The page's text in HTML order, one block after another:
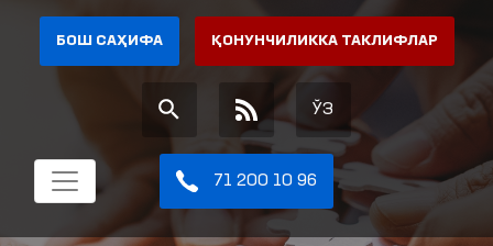
БОШ САҲИФА ҚОНУНЧИЛИККА ТАКЛИФЛАР
ЎЗ
71 200 10 96